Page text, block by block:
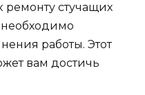
стучащих
необходимо
работы. Этот
вам достичь